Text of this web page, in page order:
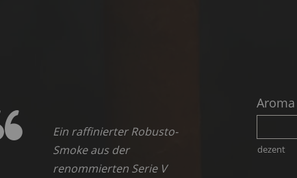
Ein raffinierter Robusto-
Smoke aus der
renommierten Serie V
Aroma
dezent